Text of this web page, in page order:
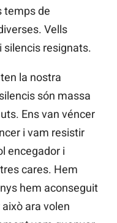
temps de
Vells
resignats.
la nostra
són massa
Ens van véncer
i vam resistir
encegador i
cares. Hem
hem aconseguit
ara volen